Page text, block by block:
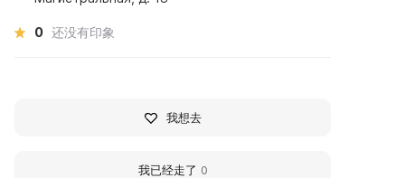
0 还没有印象
我想去
我已经走了 0